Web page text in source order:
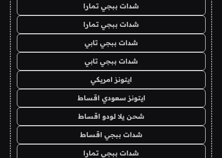
شدات ببجي تمارا
شدات ببجي تمارا
شدات ببجي تابي
شدات ببجي تابي
ايتونز امريكي
ايتونز سعودي اقساط
شحن يلا لودو اقساط
شدات ببجي اقساط
شدات ببجي تمارا